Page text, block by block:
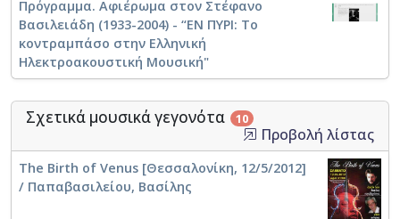
Πρόγραμμα. Αφιέρωμα στον Στέφανο
Βασιλειάδη (1933-2004) - “ΕΝ ΠΥΡΙ: Το
κοντραμπάσο στην Ελληνική
Ηλεκτροακουστική Μουσική"
Σχετικά μουσικά γεγονότα 10
Προβολή λίστας
The Birth of Venus [Θεσσαλονίκη, 12/5/2012]
/ Παπαβασιλείου, Βασίλης